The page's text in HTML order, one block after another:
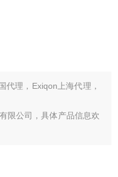
代理，Exiqon上海代理，
限公司，具体产品信息欢